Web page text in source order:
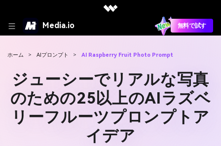
Media.io 無料で試す
ホーム > AIプロンプト > AI Raspberry Fruit Photo Prompt
ジューシーでリアルな写真
のための25以上のAIラズベ
リーフルーツプロンプトア
イデア